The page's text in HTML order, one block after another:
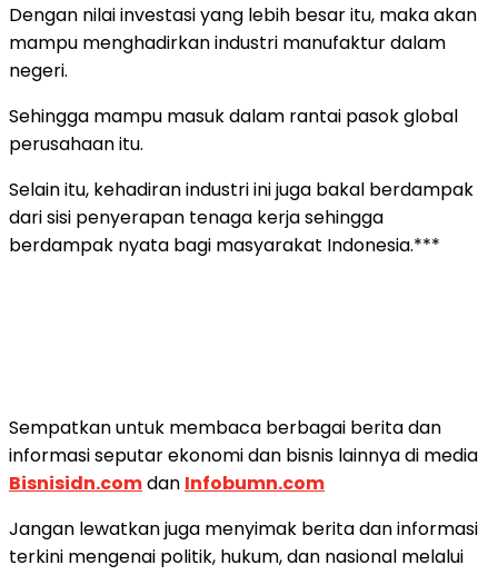
Dengan nilai investasi yang lebih besar itu, maka akan
mampu menghadirkan industri manufaktur dalam
negeri.
Sehingga mampu masuk dalam rantai pasok global
perusahaan itu.
Selain itu, kehadiran industri ini juga bakal berdampak
dari sisi penyerapan tenaga kerja sehingga
berdampak nyata bagi masyarakat Indonesia.***
Sempatkan untuk membaca berbagai berita dan
informasi seputar ekonomi dan bisnis lainnya di media
Bisnisidn.comdan Infobumn.com
Jangan lewatkan juga menyimak berita dan informasi
terkini mengenai politik, hukum, dan nasional melalui